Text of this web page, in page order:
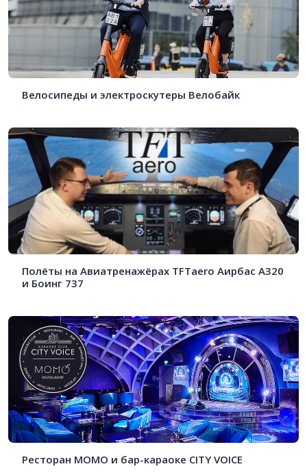
Велосипеды и электроскутеры Велобайк
Полёты на Авиатренажёрах TFTaero Аирбас А320
и Боинг 737
Ресторан MOMO и бар-караоке CITY VOICE